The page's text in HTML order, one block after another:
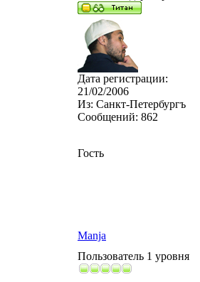
Дата регистрации:
21/02/2006
Из: Санкт-Петербургъ
Сообщений: 862
Гость
Manja
Пользователь 1 уровня